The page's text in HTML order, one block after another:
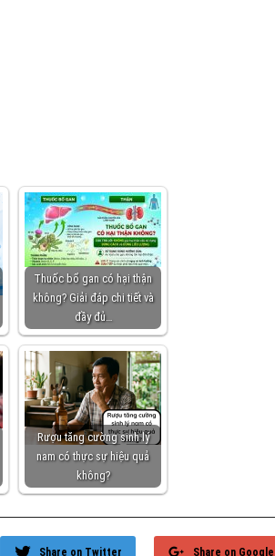
Thuốc bổ gan có hại thận
không? Giải đáp chi tiết và
đầy đủ…
Rượu tăng cường sinh lý
nam có thực sự hiệu quả
không?
Share on
Share on Twitter